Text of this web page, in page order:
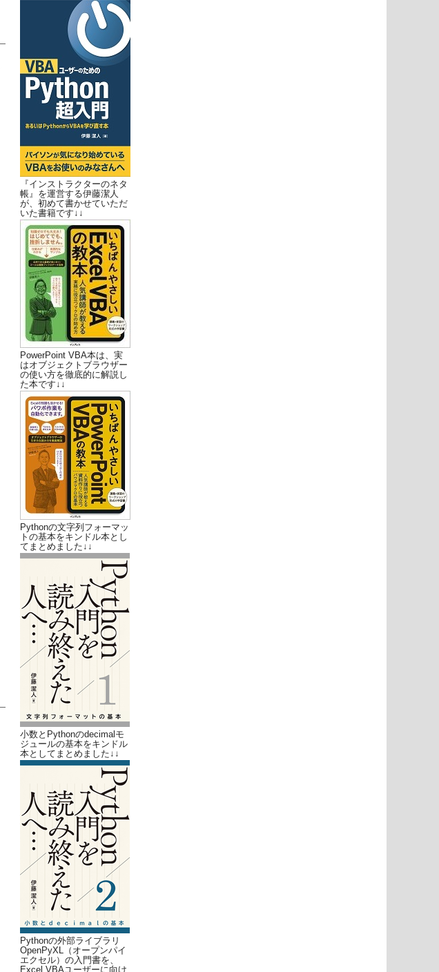
『インストラクターのネタ
帳』を運営する伊藤潔人
が、初めて書かせていただ
いた書籍です↓↓
PowerPoint VBA本は、実
はオブジェクトブラウザー
の使い方を徹底的に解説し
た本です↓↓
Pythonの文字列フォーマッ
トの基本をキンドル本とし
てまとめました↓↓
小数とPythonのdecimalモ
ジュールの基本をキンドル
本としてまとめました↓↓
Pythonの外部ライブラリ
OpenPyXL（オープンパイ
エクセル）の入門書を、
Excel VBAユーザーに向け